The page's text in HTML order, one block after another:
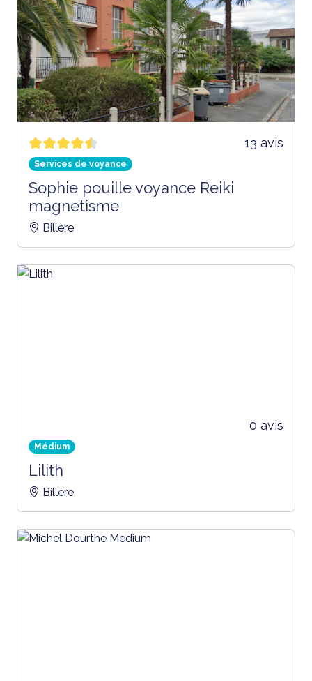
13 avis
Services de voyance
Sophie pouille voyance Reiki
magnetisme
Billère
0 avis
Médium
Lilith
Billère